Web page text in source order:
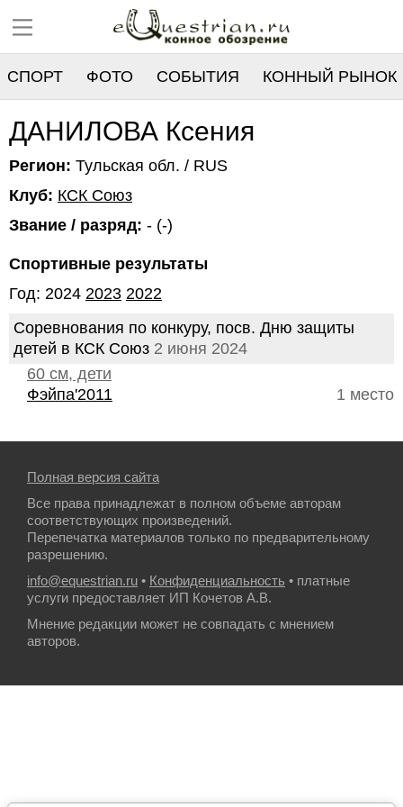
СПОРТ ФОТО СОБЫТИЯ КОННЫЙ РЫНОК
РЕЕСТР
ДАНИЛОВА Ксения
Регион: Тульская обл. / RUS
Клуб: КСК Союз
Звание / разряд: - (-)
Спортивные результаты
Год: 2024 2023 2022
Соревнования по конкуру, посв. Дню защиты
детей в КСК Союз 2 июня 2024
60 см, дети
1 место
Фэйпа'2011
Полная версия сайта
Все права принадлежат в полном объеме авторам
соответствующих произведений.
Перепечатка материалов только по предварительному
разрешению.
info@equestrian.ru • Конфиденциальность • платные
услуги предоставляет ИП Кочетов А.В.
Мнение редакции может не совпадать с мнением
авторов.